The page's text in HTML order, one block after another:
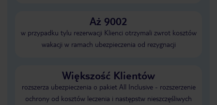
Aż 9002
w przypadku tylu rezerwacji Klienci otrzymali zwrot kosztów
wakacji w ramach ubezpieczenia od rezygnacji
Większość Klientów
rozszerza ubezpieczenia o pakiet All Inclusive - rozszerzenie
ochrony od kosztów leczenia i następstw nieszczęśliwych